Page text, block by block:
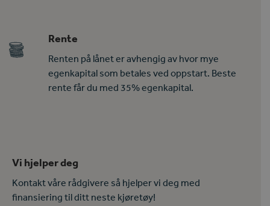
Rente
Renten på lånet er avhengig av hvor mye
egenkapital som betales ved oppstart. Beste
rente får du med 35% egenkapital.
Vi hjelper deg
Kontakt våre rådgivere så hjelper vi deg med
finansiering til ditt neste kjøretøy!